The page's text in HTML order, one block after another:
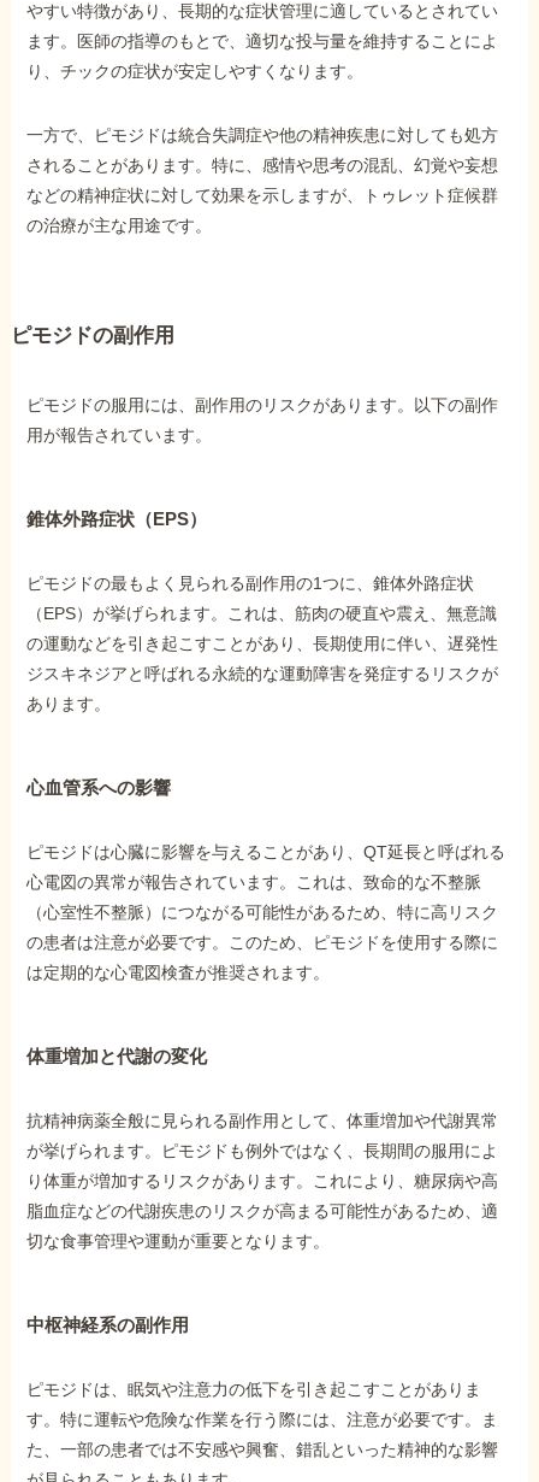
で受給相談をする
他社と何が違うの？
当事務所に
依頼するメリット
089-907-3797
やすい特徴があり、長期的な症状管理に適しているとされてい
ます。医師の指導のもとで、適切な投与量を維持することによ
り、チックの症状が安定しやすくなります。
一方で、ピモジドは統合失調症や他の精神疾患に対しても処方
されることがあります。特に、感情や思考の混乱、幻覚や妄想
などの精神症状に対して効果を示しますが、トゥレット症候群
の治療が主な用途です。
ピモジドの副作用
ピモジドの服用には、副作用のリスクがあります。以下の副作
用が報告されています。
錐体外路症状（EPS）
ピモジドの最もよく見られる副作用の1つに、錐体外路症状
（EPS）が挙げられます。これは、筋肉の硬直や震え、無意識
の運動などを引き起こすことがあり、長期使用に伴い、遅発性
ジスキネジアと呼ばれる永続的な運動障害を発症するリスクが
あります。
心血管系への影響
ピモジドは心臓に影響を与えることがあり、QT延長と呼ばれる
心電図の異常が報告されています。これは、致命的な不整脈
（心室性不整脈）につながる可能性があるため、特に高リスク
の患者は注意が必要です。このため、ピモジドを使用する際に
は定期的な心電図検査が推奨されます。
体重増加と代謝の変化
抗精神病薬全般に見られる副作用として、体重増加や代謝異常
が挙げられます。ピモジドも例外ではなく、長期間の服用によ
り体重が増加するリスクがあります。これにより、糖尿病や高
脂血症などの代謝疾患のリスクが高まる可能性があるため、適
切な食事管理や運動が重要となります。
中枢神経系の副作用
ピモジドは、眠気や注意力の低下を引き起こすことがありま
す。特に運転や危険な作業を行う際には、注意が必要です。ま
た、一部の患者では不安感や興奮、錯乱といった精神的な影響